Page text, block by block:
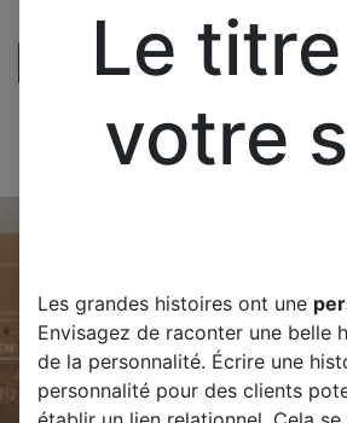
CARTE MERE 715GA598-
MOC-T01-005K Testé
30,00 €
Le
votre
Les grandes histoires ont une
Envisagez de raconter une belle
de la personnalité. Écrire une
personnalité pour des clients